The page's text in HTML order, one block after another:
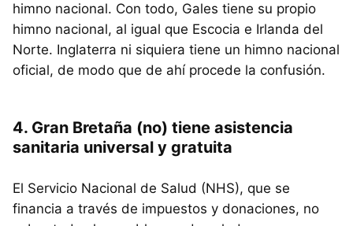
himno nacional. Con todo, Gales tiene su propio
himno nacional, al igual que Escocia e Irlanda del
Norte. Inglaterra ni siquiera tiene un himno nacional
oficial, de modo que de ahí procede la confusión.
4. Gran Bretaña (no) tiene asistencia
sanitaria universal y gratuita
El Servicio Nacional de Salud (NHS), que se
financia a través de impuestos y donaciones, no